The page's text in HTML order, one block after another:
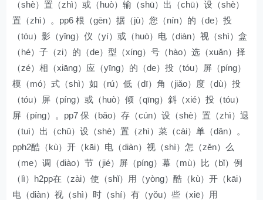
（shè）置（zhì）或（huò）输（shū）出（chū）设（shè）
置（zhì）。pp6 根（gēn）据（jù）您（nín）的（de）投
（tóu）影（yǐng）仪（yí）或（huò）电（diàn）视（shì）盒
（hé）子（zi）的（de）型（xíng）号（hào）选（xuǎn）择
（zé）相（xiāng）应（yīng）的（de）投（tóu）屏（píng）
模（mó）式（shì）如（rú）低（dī）角（jiǎo）度（dù）投
（tóu）屏（píng）或（huò）倾（qīng）斜（xié）投（tóu）
屏（píng）。pp7 保（bǎo）存（cún）设（shè）置（zhì）退
（tuì）出（chū）设（shè）置（zhì）菜（cài）单（dān）。
pph2酷（kù）开（kāi）电（diàn）视（shì）怎（zěn）么
（me）调（diào）节（jié）屏（píng）幕（mù）比（bǐ）例
（lì）h2pp在（zài）使（shǐ）用（yòng）酷（kù）开（kāi）
电（diàn）视（shì）时（shí）有（yǒu）些（xiē）用